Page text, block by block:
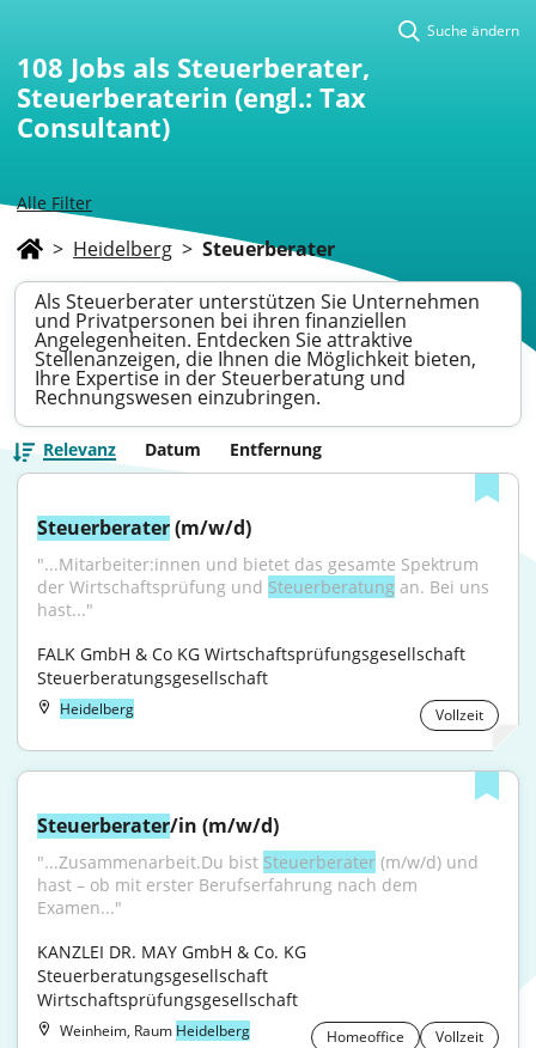
Alle Filter
Suche ändern
108 Jobs als Steuerberater,
Steuerberaterin (engl.: Tax
Consultant)
> Heidelberg > Steuerberater
Als Steuerberater unterstützen Sie Unternehmen
und Privatpersonen bei ihren finanziellen
Angelegenheiten. Entdecken Sie attraktive
Stellenanzeigen, die Ihnen die Möglichkeit bieten,
Ihre Expertise in der Steuerberatung und
Rechnungswesen einzubringen.
Relevanz Datum Entfernung
Steuerberater (m/w/d)
"...Mitarbeiter:innen und bietet das gesamte Spektrum
der Wirtschaftsprüfung und Steuerberatung an. Bei uns
hast..."
FALK GmbH & Co KG Wirtschaftsprüfungsgesellschaft
Steuerberatungsgesellschaft
Heidelberg Vollzeit
Steuerberater/in (m/w/d)
"...Zusammenarbeit.Du bist Steuerberater (m/w/d) und
hast – ob mit erster Berufserfahrung nach dem
Examen..."
KANZLEI DR. MAY GmbH & Co. KG
Steuerberatungsgesellschaft
Wirtschaftsprüfungsgesellschaft
Weinheim, Raum Heidelberg Homeoffice Vollzeit